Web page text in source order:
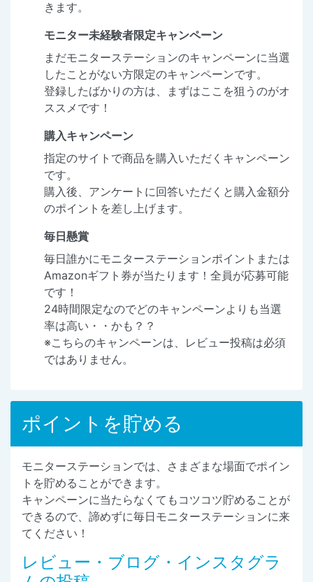
きます。
モニター未経験者限定キャンペーン
まだモニターステーションのキャンペーンに当選
したことがない方限定のキャンペーンです。
登録したばかりの方は、まずはここを狙うのがオ
ススメです！
購入キャンペーン
指定のサイトで商品を購入いただくキャンペーン
です。
購入後、アンケートに回答いただくと購入金額分
のポイントを差し上げます。
毎日懸賞
毎日誰かにモニターステーションポイントまたは
Amazonギフト券が当たります！全員が応募可能
です！
24時間限定なのでどのキャンペーンよりも当選
率は高い・・かも？？
※こちらのキャンペーンは、レビュー投稿は必須
ではありません。
ポイントを貯める
モニターステーションでは、さまざまな場面でポイン
トを貯めることができます。
キャンペーンに当たらなくてもコツコツ貯めることが
できるので、諦めずに毎日モニターステーションに来
てください！
レビュー・ブログ・インスタグラ